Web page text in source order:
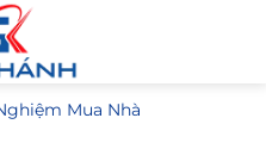
Mua Nhà